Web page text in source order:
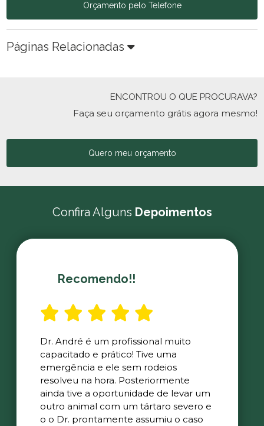
Orçamento pelo Telefone
Páginas Relacionadas
ENCONTROU O QUE PROCURAVA?
Faça seu orçamento grátis agora mesmo!
Quero meu orçamento
Confira Alguns Depoimentos
Recomendo!!
Dr. André é um profissional muito
capacitado e prático! Tive uma
emergência e ele sem rodeios
resolveu na hora. Posteriormente
ainda tive a oportunidade de levar um
outro animal com um tártaro severo e
o o Dr. prontamente assumiu o caso